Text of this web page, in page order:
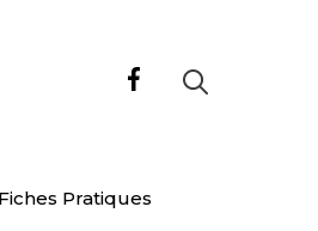
Fiches Pratiques